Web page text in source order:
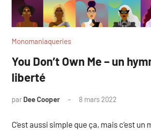
Monomaniaqueries
You Don’t Own Me – un
liberté
par Dee Cooper 8 mars 2022
C’est aussi simple que ça, mais c’est un